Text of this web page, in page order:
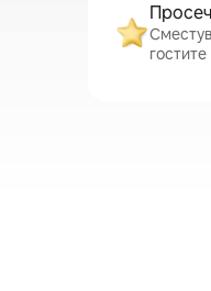
гостите